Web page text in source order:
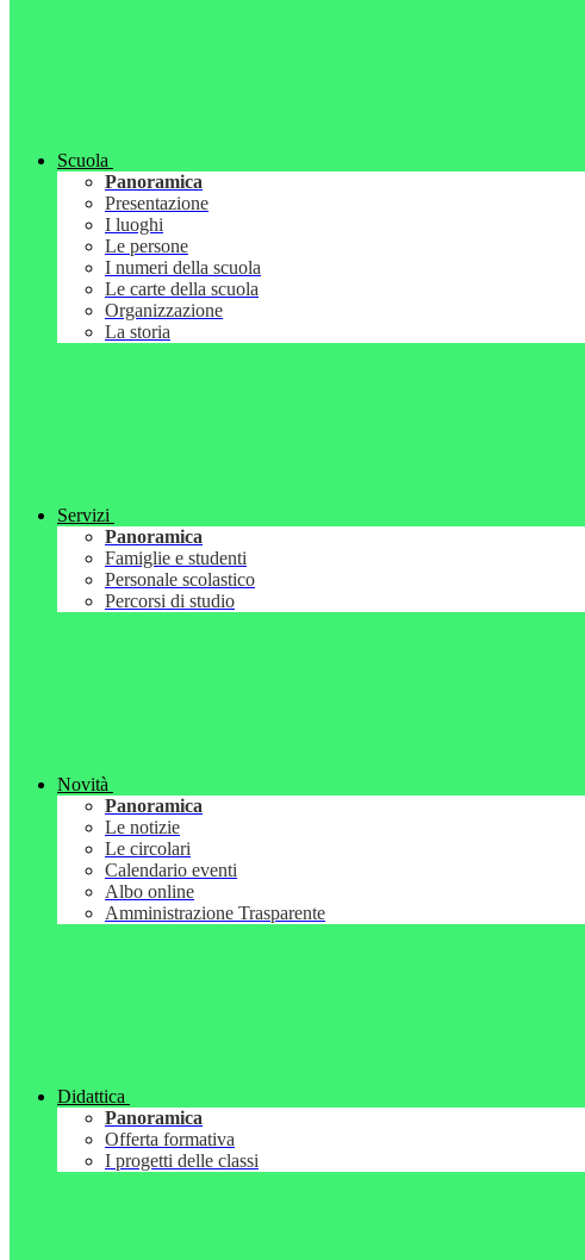
Scuola
Panoramica
Presentazione
I luoghi
Le persone
I numeri della scuola
Le carte della scuola
Organizzazione
La storia
Servizi
Panoramica
Famiglie e studenti
Personale scolastico
Percorsi di studio
Novità
Panoramica
Le notizie
Le circolari
Calendario eventi
Albo online
Amministrazione Trasparente
Didattica
Panoramica
Offerta formativa
I progetti delle classi